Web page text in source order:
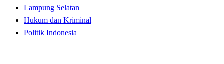
Lampung Selatan
Hukum dan Kriminal
Politik Indonesia